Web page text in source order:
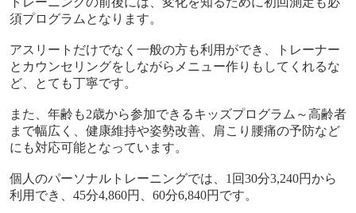
須プログラムとなります。
アスリートだけでなく一般の方も利用ができ、トレーナー
とカウンセリングをしながらメニュー作りもしてくれるな
ど、とても丁寧です。
また、年齢も2歳から参加できるキッズプログラム～高齢者
まで幅広く、健康維持や姿勢改善、肩こり腰痛の予防など
にも対応可能となっています。
個人のパーソナルトレーニングでは、 1 回30分3,240円から
利用でき、 45分4,860円、 60分6,840円です。